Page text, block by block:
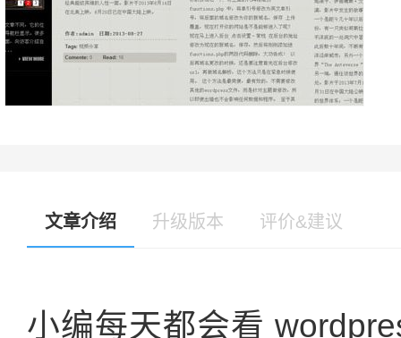
文章介绍 升级版本 评价&建议
小编每天都会看